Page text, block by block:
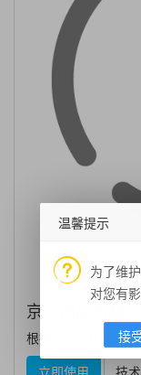
京东商品价格
根据京东id获取商
立即使用
技
温馨提示
为了维
对您有
接